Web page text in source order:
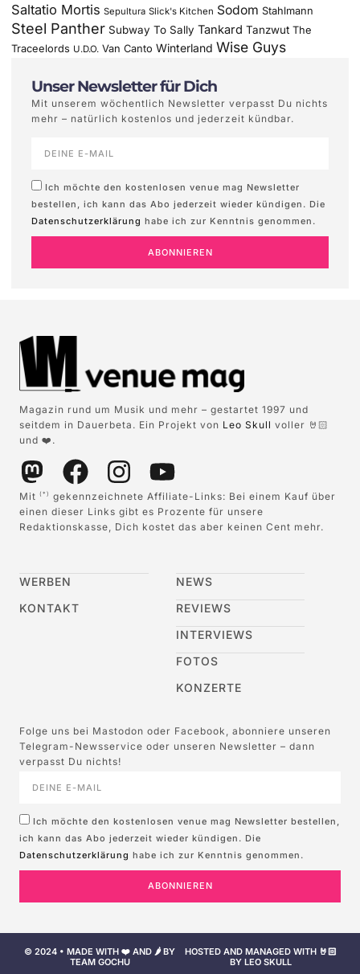
Saltatio Mortis Sepultura Slick's Kitchen Sodom Stahlmann
Steel Panther Subway To Sally Tankard Tanzwut The
Traceelords U.D.O. Van Canto Winterland Wise Guys
Unser Newsletter für Dich
Mit unserem wöchentlich Newsletter verpasst Du nichts
mehr – natürlich kostenlos und jederzeit kündbar.
Ich möchte den kostenlosen venue mag Newsletter
bestellen, ich kann das Abo jederzeit wieder kündigen. Die
Datenschutzerklärung habe ich zur Kenntnis genommen.
ABONNIEREN
Magazin rund um Musik und mehr – gestartet 1997 und
seitdem in Dauerbeta. Ein Projekt von Leo Skull voller 🤘🏻
und ❤️.
Mit (*)
gekennzeichnete Affiliate-Links: Bei einem Kauf über
einen dieser Links gibt es Prozente für unsere
Redaktionskasse, Dich kostet das aber keinen Cent mehr.
WERBEN
KONTAKT
NEWS
REVIEWS
INTERVIEWS
FOTOS
KONZERTE
Folge uns bei Mastodon oder Facebook, abonniere unseren
Telegram-Newsservice oder unseren Newsletter – dann
verpasst Du nichts!
Ich möchte den kostenlosen venue mag Newsletter bestellen,
ich kann das Abo jederzeit wieder kündigen. Die
Datenschutzerklärung habe ich zur Kenntnis genommen.
ABONNIEREN
© 2024 • MADE WITH ❤️ AND 🌶️ BY
TEAM GOCHU
HOSTED AND MANAGED WITH 🤘🏻
BY LEO SKULL